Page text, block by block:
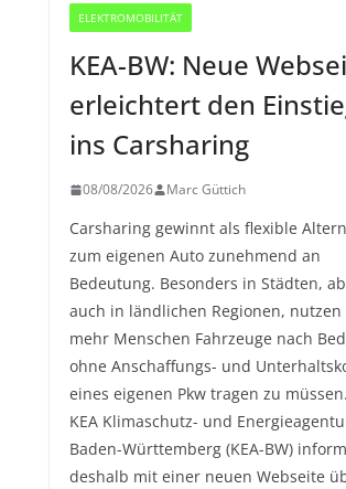
ELEKTROMOBILITÄT
KEA-BW: Neue
erleichtert den
ins Carsharing
08/08/2026 Marc Güttich
Carsharing gewinnt als flexible
zum eigenen Auto zunehmend an
Bedeutung. Besonders in Städten,
auch in ländlichen Regionen,
mehr Menschen Fahrzeuge nach
ohne Anschaffungs- und
eines eigenen Pkw tragen zu
KEA Klimaschutz- und
Baden-Württemberg (KEA-BW)
deshalb mit einer neuen Webseite